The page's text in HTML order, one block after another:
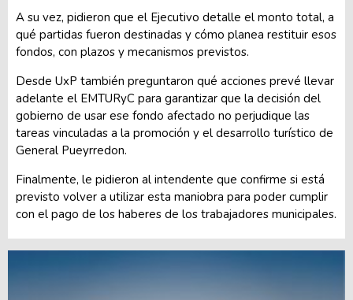
A su vez, pidieron que el Ejecutivo detalle el monto total, a
qué partidas fueron destinadas y cómo planea restituir esos
fondos, con plazos y mecanismos previstos.
Desde UxP también preguntaron qué acciones prevé llevar
adelante el EMTURyC para garantizar que la decisión del
gobierno de usar ese fondo afectado no perjudique las
tareas vinculadas a la promoción y el desarrollo turístico de
General Pueyrredon.
Finalmente, le pidieron al intendente que confirme si está
previsto volver a utilizar esta maniobra para poder cumplir
con el pago de los haberes de los trabajadores municipales.